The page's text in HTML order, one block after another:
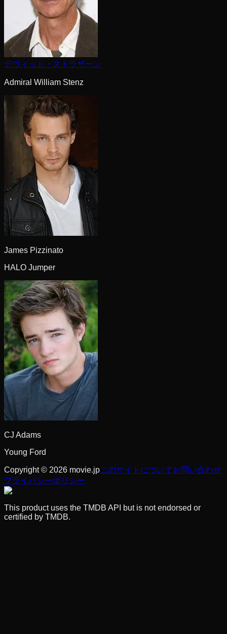
デヴィッド・ストラザーン
Admiral William Stenz
James Pizzinato
HALO Jumper
CJ Adams
Young Ford
Copyright © 2026 movie.jpこのサイトについてお問い合わせ
プライバシーポリシー
This product uses the TMDB API but is not endorsed or
certified by TMDB.